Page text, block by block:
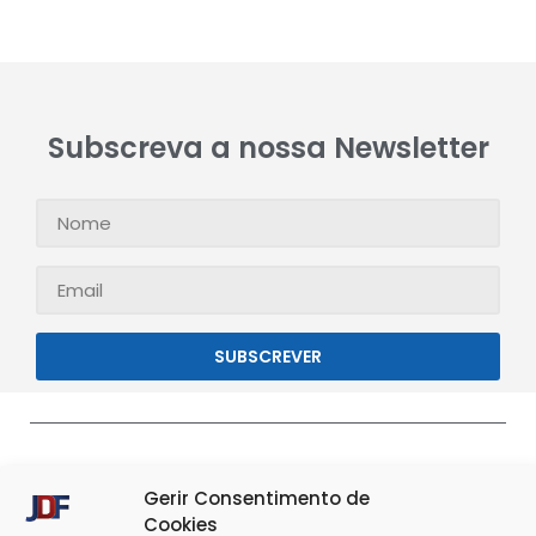
Gerir Consentimento de
Cookies
Subscreva a nossa Newsletter
SUBSCREVER